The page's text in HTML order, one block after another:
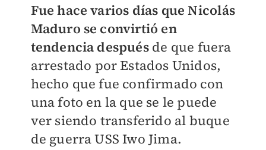
Fue hace varios días que Nicolás
Maduro se convirtió en
tendencia despuésde que fuera
arrestado por Estados Unidos,
hecho que fue confirmado con
una foto en la que se le puede
ver siendo transferido al buque
de guerra USS Iwo Jima.